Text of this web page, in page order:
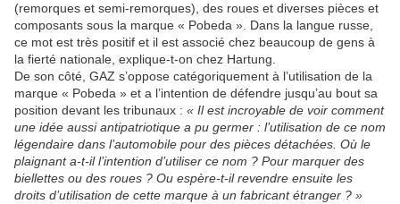
(remorques et semi-remorques), des roues et diverses pièces et
composants sous la marque « Pobeda ». Dans la langue russe,
ce mot est très positif et il est associé chez beaucoup de gens à
la fierté nationale, explique-t-on chez Hartung.
De son côté, GAZ s’oppose catégoriquement à l’utilisation de la
marque « Pobeda » et a l’intention de défendre jusqu’au bout sa
position devant les tribunaux : « Il est incroyable de voir comment
une idée aussi antipatriotique a pu germer : l’utilisation de ce nom
légendaire dans l’automobile pour des pièces détachées. Où le
plaignant a-t-il l’intention d’utiliser ce nom ? Pour marquer des
biellettes ou des roues ? Ou espère-t-il revendre ensuite les
droits d’utilisation de cette marque à un fabricant étranger ? »